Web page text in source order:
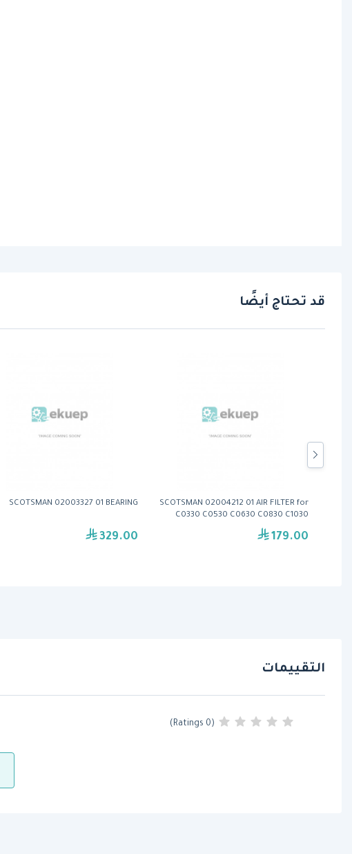
قد تحتاج أيضًا
SCOTSMAN 02003327 01 BEARING
329.00
SCOTSMAN 02004212 01 AIR FILTER for
C0330 C0530 C0630 C0830 C1030
179.00
التقييمات
(0 Ratings)